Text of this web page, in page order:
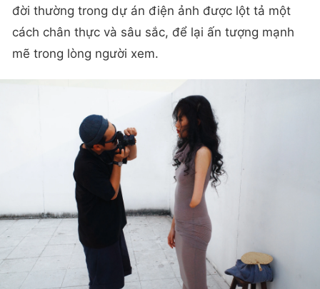
đời thường trong dự án điện ảnh được lột tả một
cách chân thực và sâu sắc, để lại ấn tượng mạnh
mẽ trong lòng người xem.